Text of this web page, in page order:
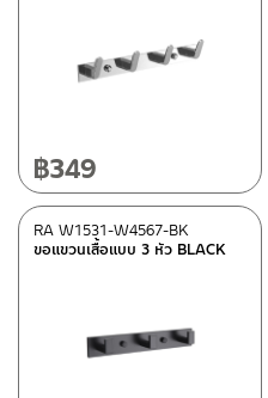
Aluminium(9)
Gun gray
Shiny chrome(3)
Black (4)
฿349
ขอแขวนเสื้อแบบ 3 หัว BLACK
RA W1531-W4567-BK